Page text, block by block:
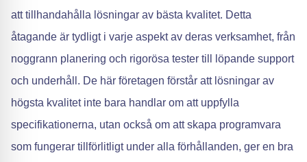
att tillhandahålla lösningar av bästa kvalitet. Detta
åtagande är tydligt i varje aspekt av deras verksamhet, från
noggrann planering och rigorösa tester till löpande support
och underhåll. De här företagen förstår att lösningar av
högsta kvalitet inte bara handlar om att uppfylla
specifikationerna, utan också om att skapa programvara
som fungerar tillförlitligt under alla förhållanden, ger en bra